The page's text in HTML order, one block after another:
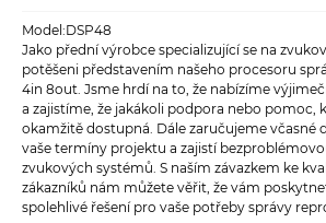
Model:DSP48
Jako přední výrobce specializující se na
potěšeni představením našeho procesoru
4in 8out. Jsme hrdí na to, že nabízíme
a zajistíme, že jakákoli podpora nebo pomoc,
okamžitě dostupná. Dále zaručujeme včasné
vaše termíny projektu a zajistí
zvukových systémů. S naším závazkem ke
zákazníků nám můžete věřit, že vám
spolehlivé řešení pro vaše potřeby správy